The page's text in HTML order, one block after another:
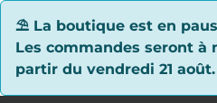
⛱ La boutique est en
Les commandes seront à
partir du vendredi 21 août.
Panneau de gestion des